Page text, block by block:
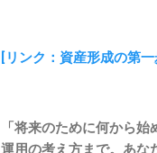
[リンク：資産形成の第
「将来のために何から
運用の考え方まで。あな